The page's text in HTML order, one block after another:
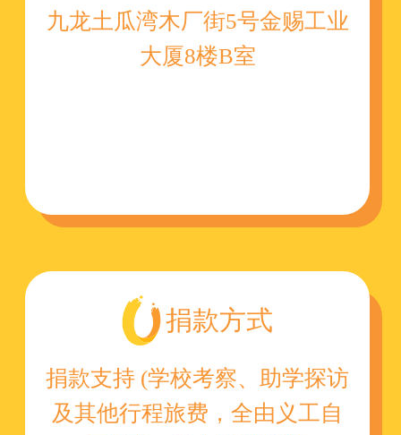
九龙土瓜湾木厂街5号金赐工业
大厦8楼B室
捐款方式
捐款支持 (学校考察、助学探访
及其他行程旅费，全由义工自